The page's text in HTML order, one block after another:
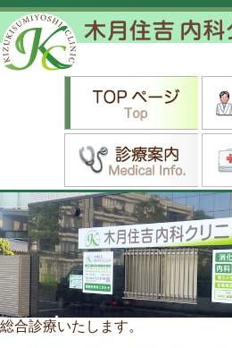
総合診療いたします。